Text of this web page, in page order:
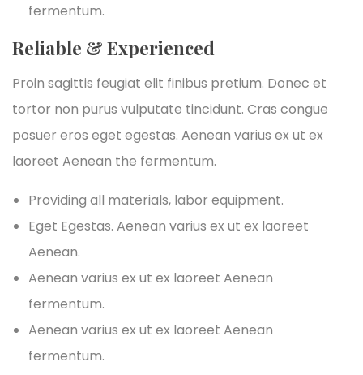
fermentum.
Reliable & Experienced
Proin sagittis feugiat elit finibus pretium. Donec et
tortor non purus vulputate tincidunt. Cras congue
posuer eros eget egestas. Aenean varius ex ut ex
laoreet Aenean the fermentum.
Providing all materials, labor equipment.
Eget Egestas. Aenean varius ex ut ex laoreet
Aenean.
Aenean varius ex ut ex laoreet Aenean
fermentum.
Aenean varius ex ut ex laoreet Aenean
fermentum.